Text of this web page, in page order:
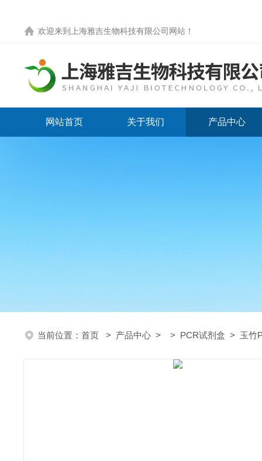
欢迎来到 上海雅吉生物科技有限公司网站 ！
网站首页 关于我们 产品中心
当前位置： 首页 > 产品中心 > > PCR试剂盒 > 玉竹